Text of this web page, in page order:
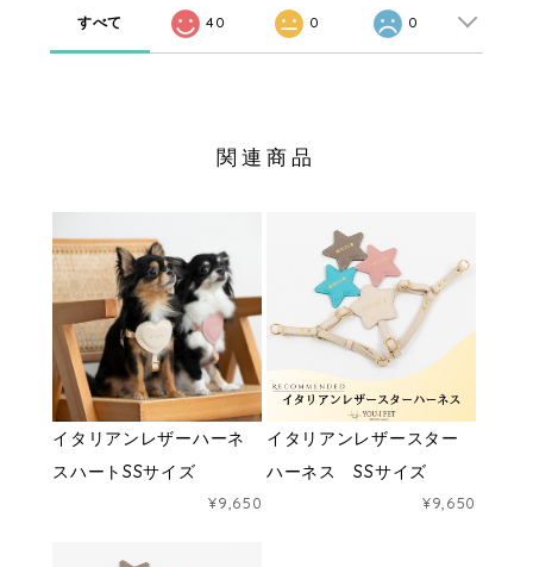
すべて 40 0 0
関連商品
イタリアンレザーハーネ
スハートSSサイズ
¥9,650
イタリアンレザースター
ハーネス SSサイズ
¥9,650